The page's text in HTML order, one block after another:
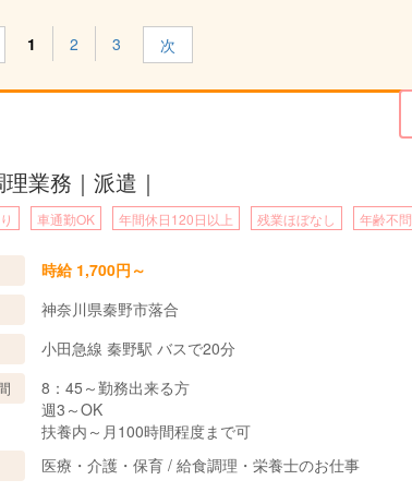
1 2 3 次
業務｜派遣｜
車通勤OK 年間休日120日以上 残業ほぼなし 年齢不問
時給 1,700円～
神奈川県秦野市落合
小田急線 秦野駅 バスで20分
8：45～勤務出来る方
週3～OK
扶養内～月100時間程度まで可
医療・介護・保育 / 給食調理・栄養士のお仕事